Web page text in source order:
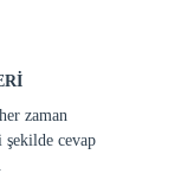
zaman
cevap